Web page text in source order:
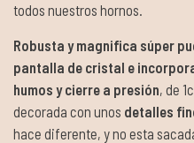
todos nuestros hornos.
Robusta y magnifica súper
pantalla de cristal e
humos y cierre a presión, de
decorada con unos detalles
hace diferente, y no esta